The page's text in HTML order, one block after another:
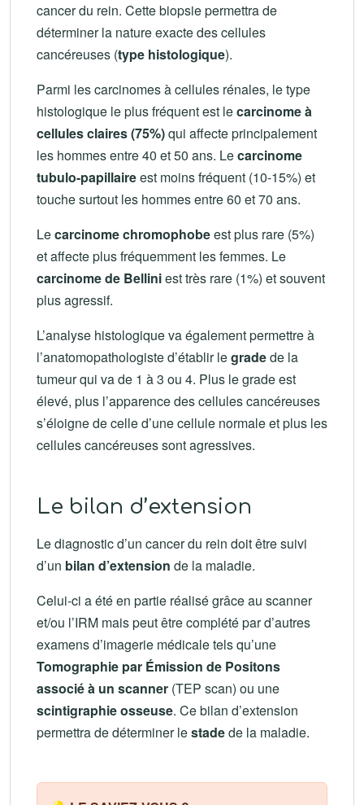
cancer du rein. Cette biopsie permettra de
déterminer la nature exacte des cellules
cancéreuses (type histologique).
Parmi les carcinomes à cellules rénales, le type
histologique le plus fréquent est lecarcinome à
cellules claires (75%)qui affecte principalement
les hommes entre 40 et 50 ans. Lecarcinome
tubulo-papillaireest moins fréquent (10-15%) et
touche surtout les hommes entre 60 et 70 ans.
Lecarcinome chromophobeest plus rare (5%)
et affecte plus fréquemment les femmes. Le
carcinome de Belliniest très rare (1%) et souvent
plus agressif.
L’analyse histologique va également permettre à
l’anatomopathologiste d’établir legradede la
tumeur qui va de 1 à 3 ou 4. Plus le grade est
élevé, plus l’apparence des cellules cancéreuses
s’éloigne de celle d’une cellule normale et plus les
cellules cancéreuses sont agressives.
Le bilan d’extension
Le diagnostic d’un cancer du rein doit être suivi
d’un bilan d’extension de la maladie.
Celui-ci a été en partie réalisé grâce au scanner
et/ou l’IRM mais peut être complété par d’autres
examens d’imagerie médicale tels qu’une
Tomographie par Émission de Positons
associé à un scanner (TEP scan) ou une
scintigraphie osseuse. Ce bilan d’extension
permettra de déterminer lestadede la maladie.